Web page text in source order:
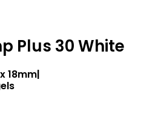
Plus 30 White
18mm